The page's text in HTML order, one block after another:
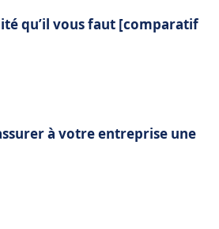
qu’il vous faut [comparatif
à votre entreprise une